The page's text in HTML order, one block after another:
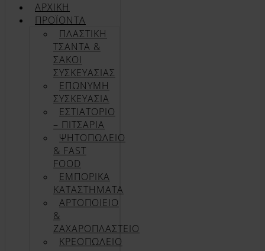
ΑΡΧΙΚΉ
ΠΡΟΪΌΝΤΑ
ΠΛΑΣΤΙΚΗ
ΤΣΑΝΤΑ &
ΣΑΚΟΙ
ΣΥΣΚΕΥΑΣΙΑΣ
ΕΠΏΝΥΜΗ
ΣΥΣΚΕΥΑΣΊΑ
ΕΣΤΙΑΤΟΡΙΟ
– ΠΙΤΣΑΡΙΑ
ΨΗΤΟΠΩΛΕΙΟ
& FAST
FOOD
ΕΜΠΟΡΙΚΑ
ΚΑΤΑΣΤΗΜΑΤΑ
ΑΡΤΟΠΟΙΕΙΟ
&
ΖΑΧΑΡΟΠΛΑΣΤΕΙΟ
ΚΡΕΟΠΩΛΕΙΟ